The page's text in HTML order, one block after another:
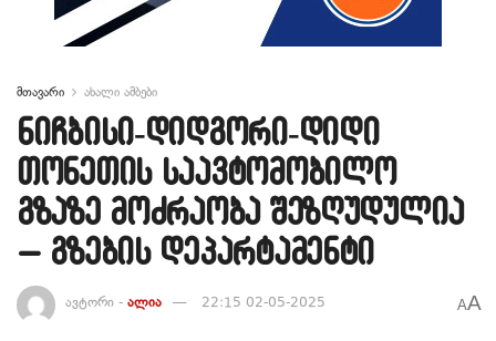
მთავარი ახალი ამბები
ნიჩბისი-დიდგორი-დიდი
თონეთის საავტომობილო
გზაზე მოძრაობა შეზღუდულია
– გზების დეპარტამენტი
ავტორი - ალია 22:15 02-05-2025 AA